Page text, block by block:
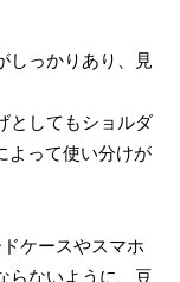
しっかりあり、見
としてもショルダ
よって使い分けが
ケースやスマホ
らないように、豆